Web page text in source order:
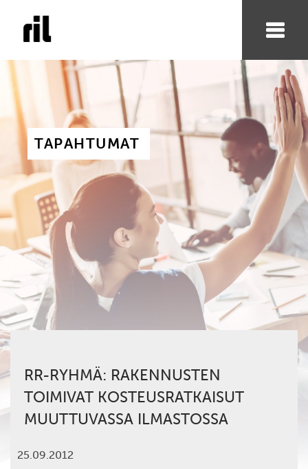
TAPAHTUMAT
RR-RYHMÄ: RAKENNUSTEN
TOIMIVAT KOSTEUSRATKAISUT
MUUTTUVASSA ILMASTOSSA
25.09.2012